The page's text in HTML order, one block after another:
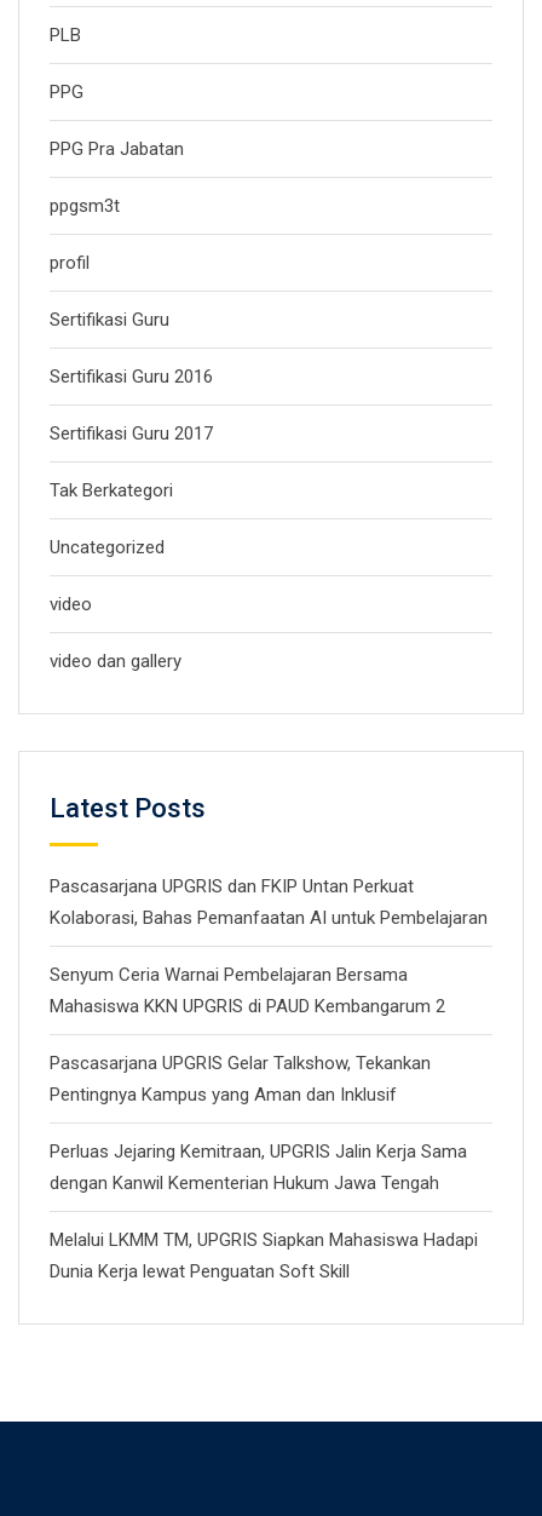
PLB
PPG
PPG Pra Jabatan
ppgsm3t
profil
Sertifikasi Guru
Sertifikasi Guru 2016
Sertifikasi Guru 2017
Tak Berkategori
Uncategorized
video
video dan gallery
Latest Posts
Pascasarjana UPGRIS dan FKIP Untan Perkuat
Kolaborasi, Bahas Pemanfaatan AI untuk Pembelajaran
Senyum Ceria Warnai Pembelajaran Bersama
Mahasiswa KKN UPGRIS di PAUD Kembangarum 2
Pascasarjana UPGRIS Gelar Talkshow, Tekankan
Pentingnya Kampus yang Aman dan Inklusif
Perluas Jejaring Kemitraan, UPGRIS Jalin Kerja Sama
dengan Kanwil Kementerian Hukum Jawa Tengah
Melalui LKMM TM, UPGRIS Siapkan Mahasiswa Hadapi
Dunia Kerja lewat Penguatan Soft Skill